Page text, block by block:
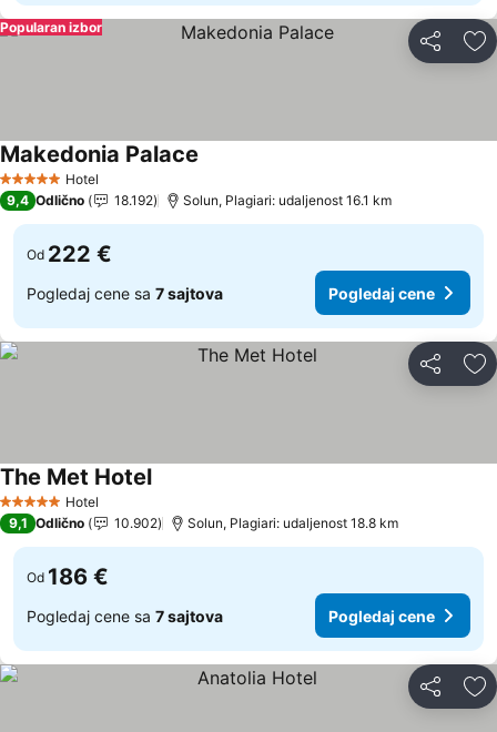
Deli
Popularan izbor
5 ZvezdiceHotel
Makedonia Palace
9,4 Odlično 18.192 Solun, Plagiari: udaljenost 16.1 km
Od 222 €
Pogledaj cene sa 7 sajtova Pogledaj cene
Deli
5 ZvezdiceHotel
The Met Hotel
9,1 Odlično 10.902 Solun, Plagiari: udaljenost 18.8 km
Od 186 €
Pogledaj cene sa 7 sajtova Pogledaj cene
Deli